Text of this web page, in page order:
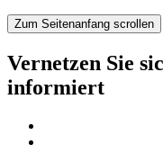
Zum Seitenanfang scrollen
Vernetzen Sie
informiert